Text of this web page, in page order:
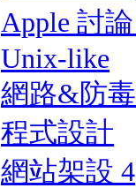
Apple 討論
Unix-like
網路&防毒
程式設計
網站架設 4